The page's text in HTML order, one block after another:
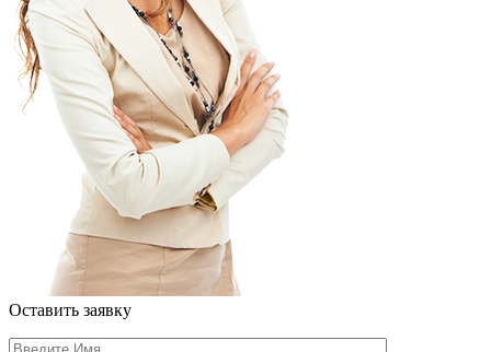
Оставить заявку